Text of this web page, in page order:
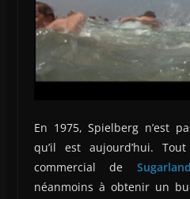
En 1975, Spielberg n’est
qu’il est aujourd’hui.
commercial de
néanmoins à obtenir un